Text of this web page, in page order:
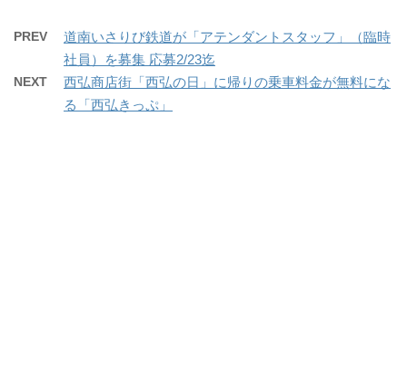
PREV
道南いさりび鉄道が「アテンダントスタッフ」（臨時
社員）を募集 応募2/23迄
NEXT
西弘商店街「西弘の日」に帰りの乗車料金が無料にな
る「西弘きっぷ」